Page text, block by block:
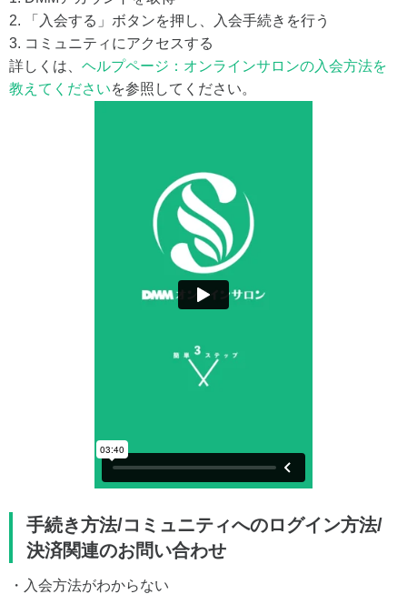
2. 「入会する」ボタンを押し、入会手続きを行う
3. コミュニティにアクセスする
詳しくは、 ヘルプページ：オンラインサロンの入会方法を
教えてくださいを参照してください。
手続き方法/コミュニティへのログイン方法/
決済関連のお問い合わせ
・入会方法がわからない